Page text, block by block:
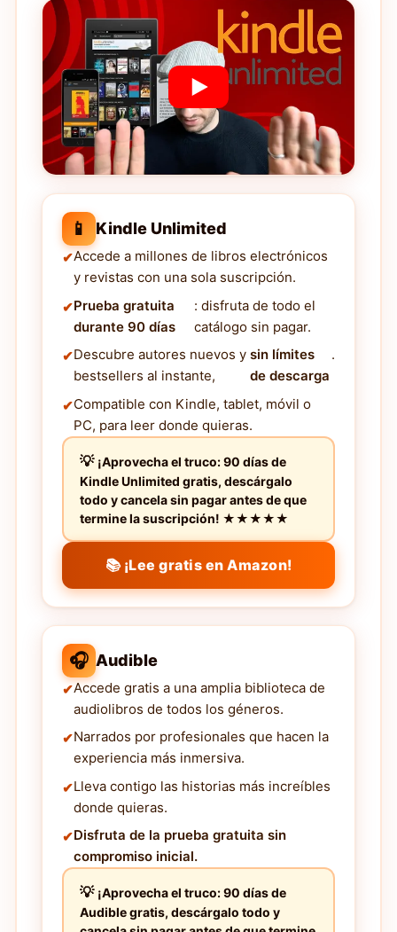
📱 Kindle Unlimited
Accede a millones de libros electrónicos
y revistas con una sola suscripción.
Prueba gratuita
durante 90 días
: disfruta de todo el
catálogo sin pagar.
Descubre autores nuevos y
bestsellers al instante,
sin límites
de descarga
.
Compatible con Kindle, tablet, móvil o
PC, para leer donde quieras.
¡Aprovecha el truco: 90 días de
Kindle Unlimited gratis, descárgalo
todo y cancela sin pagar antes de que
termine la suscripción! ★★★★★
📚 ¡Lee gratis en Amazon!
🎧 Audible
Accede gratis a una amplia biblioteca de
audiolibros de todos los géneros.
Narrados por profesionales que hacen la
experiencia más inmersiva.
Lleva contigo las historias más increíbles
donde quieras.
Disfruta de la prueba gratuita sin
compromiso inicial.
¡Aprovecha el truco: 90 días de
Audible gratis, descárgalo todo y